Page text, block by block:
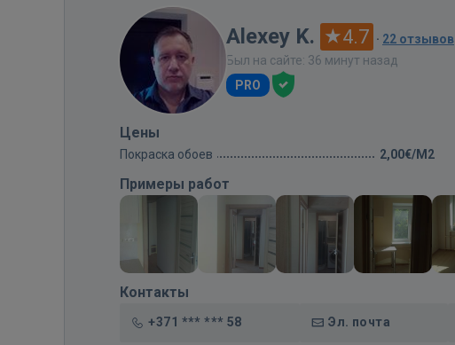
Alexey K. 4.7 · 22 отзывов
Был на сайте: 36 минут назад
PRO
Цены
Покраска обоев 2,00€/M2
Примеры работ
Контакты
+371 *** *** 58 Эл. почта